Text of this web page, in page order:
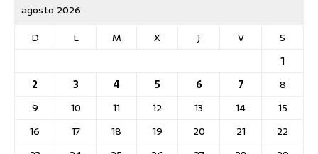
agosto 2026
D
L M X J V
S
1
2
3 4 5 6 7
8
9
10 11 12 13 14
15
16
17 18 19 20 21
22